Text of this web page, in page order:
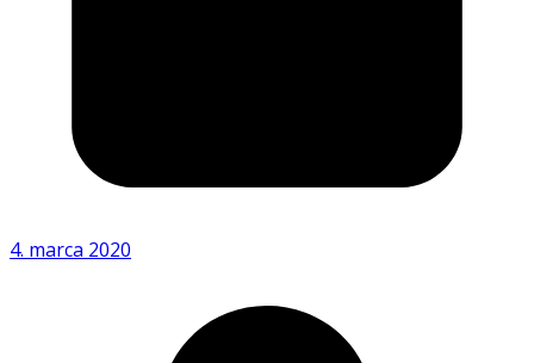
4. marca 2020